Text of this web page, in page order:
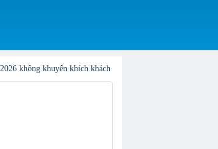
hàng đặt online1, Vị trí và giá có thể phát sinh phụ